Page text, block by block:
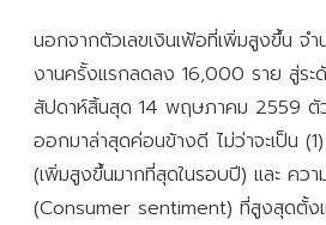
นอกจากตัวเลขเงินเฟ้อที่เพิ่มสูงขึ้น จ
งานครั้งแรกลดลง 16,000 ราย สู่ร
สัปดาห์สิ้นสุด 14 พฤษภาคม 2559 ตั
ออกมาล่าสุดค่อนข้างดี ไม่ว่าจะเป็น
(เพิ่มสูงขึ้นมากที่สุดในรอบปี) และ ควา
(Consumer sentiment) ที่สูงสุดตั้ง